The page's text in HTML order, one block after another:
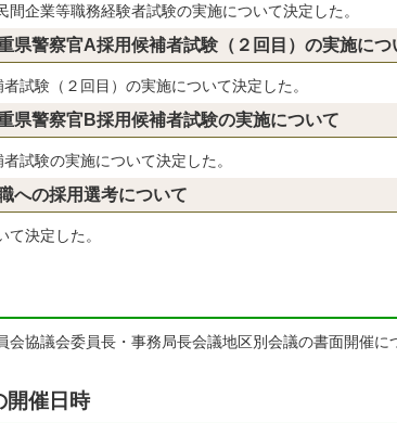
企業等職務経験者試験の実施について決定した。
警察官A採用候補者試験（２回目）の実施につ
試験（２回目）の実施について決定した。
警察官B採用候補者試験の実施について
試験の実施について決定した。
への採用選考について
決定した。
協議会委員長・事務局長会議地区別会議の書面開催に
催日時